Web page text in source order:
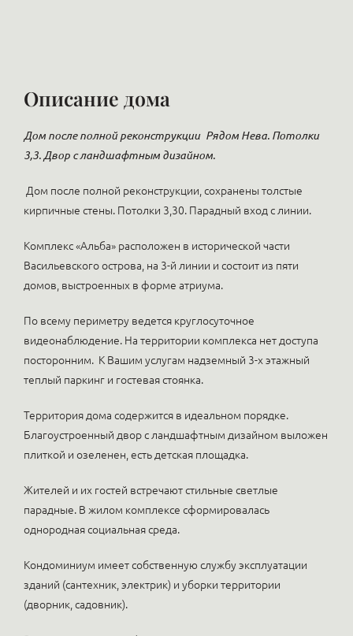
Описание дома
Дом после полной реконструкции Рядом Нева. Потолки
3,3. Двор с ландшафтным дизайном.
Дом после полной реконструкции, сохранены толстые
кирпичные стены. Потолки 3,30. Парадный вход с линии.
Комплекс «Альба» расположен в исторической части
Васильевского острова, на 3-й линии и состоит из пяти
домов, выстроенных в форме атриума.
По всему периметру ведется круглосуточное
видеонаблюдение. На территории комплекса нет доступа
посторонним. К Вашим услугам надземный 3-х этажный
теплый паркинг и гостевая стоянка.
Территория дома содержится в идеальном порядке.
Благоустроенный двор с ландшафтным дизайном выложен
плиткой и озеленен, есть детская площадка.
Жителей и их гостей встречают стильные светлые
парадные. В жилом комплексе сформировалась
однородная социальная среда.
Кондоминиум имеет собственную службу эксплуатации
зданий (сантехник, электрик) и уборки территории
(дворник, садовник).